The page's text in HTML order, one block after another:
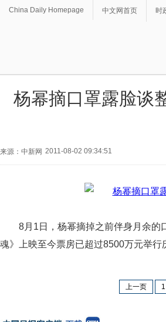
China Daily Homepage 中文网首页 时
杨幂摘口罩露脸谈
来源：中新网 2011-08-02 09:34:51
8月1日，杨幂摘掉之前伴身月余的
魂》上映至今票房已超过8500万元举行
上一页 1